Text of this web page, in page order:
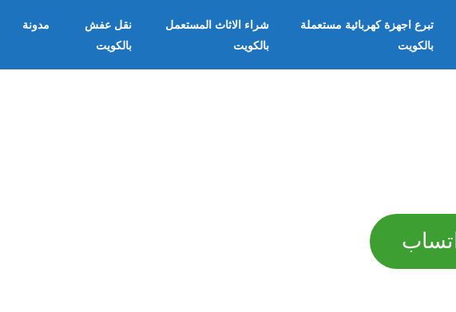
تبرع اجهزة كهربائية مستعملة
بالكويت
شراء الاثاث المستعمل
بالكويت
نقل عفش
بالكويت
مدونة